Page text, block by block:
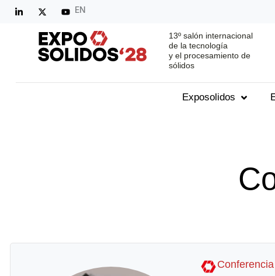
EN
13º salón internacional
de la tecnología
y el procesamiento de
sólidos
Exposolidos